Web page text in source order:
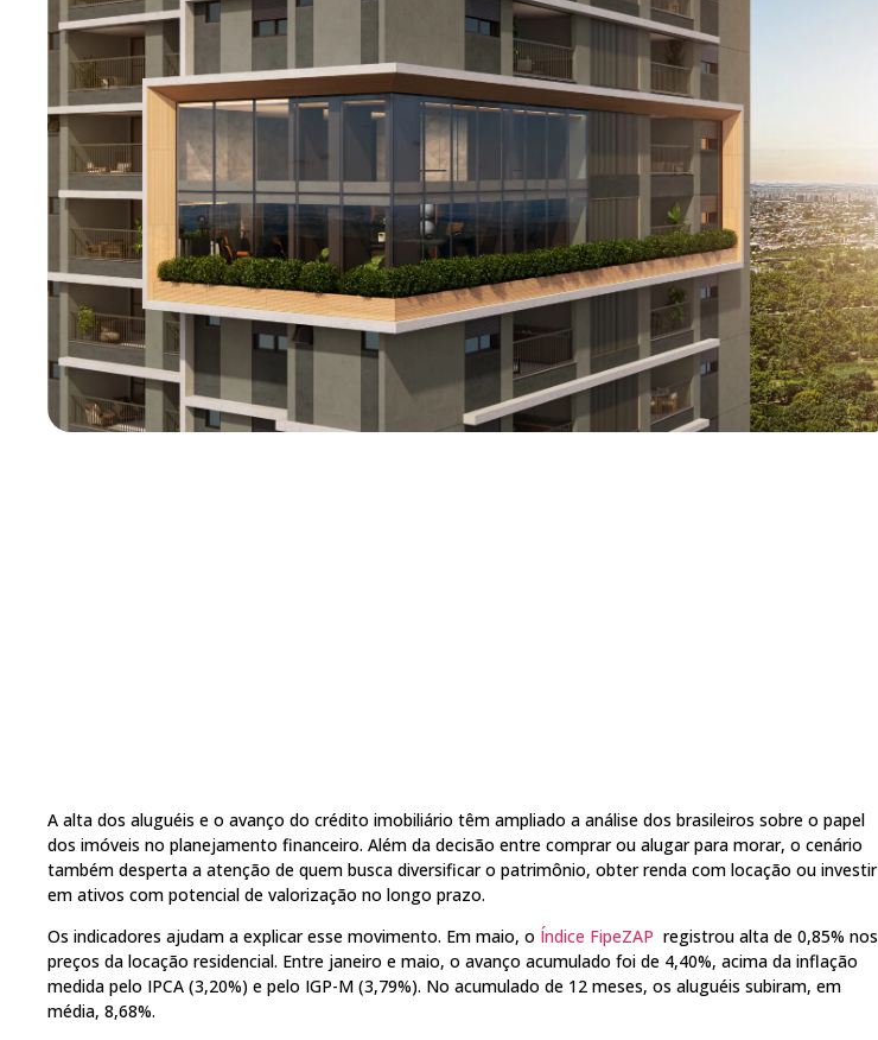
A alta dos aluguéis e o avanço do crédito imobiliário têm ampliado a análise dos brasileiros sobre o papel
dos imóveis no planejamento financeiro. Além da decisão entre comprar ou alugar para morar, o cenário
também desperta a atenção de quem busca diversificar o patrimônio, obter renda com locação ou investir
em ativos com potencial de valorização no longo prazo.
Os indicadores ajudam a explicar esse movimento. Em maio, o Índice FipeZAP registrou alta de 0,85% nos
preços da locação residencial. Entre janeiro e maio, o avanço acumulado foi de 4,40%, acima da inflação
medida pelo IPCA (3,20%) e pelo IGP-M (3,79%). No acumulado de 12 meses, os aluguéis subiram, em
média, 8,68%.